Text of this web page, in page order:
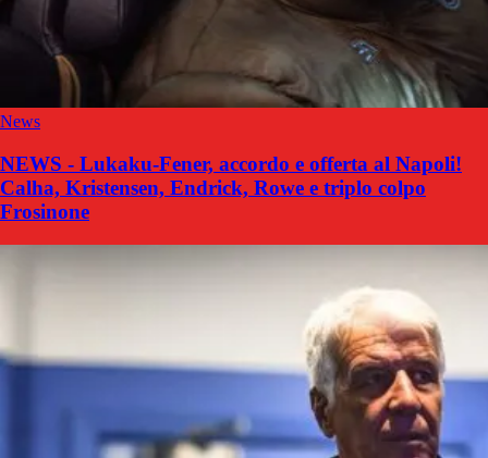
News
NEWS - Lukaku-Fener, accordo e offerta al Napoli!
Calha, Kristensen, Endrick, Rowe e triplo colpo
Frosinone